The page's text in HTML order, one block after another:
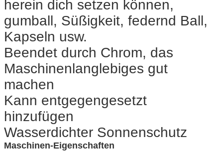
herein dich setzen können,
gumball, Süßigkeit, federnd Ball,
Kapseln usw.
Beendet durch Chrom, das
Maschinenlanglebiges gut
machen
Kann entgegengesetzt
hinzufügen
Wasserdichter Sonnenschutz
Maschinen-Eigenschaften